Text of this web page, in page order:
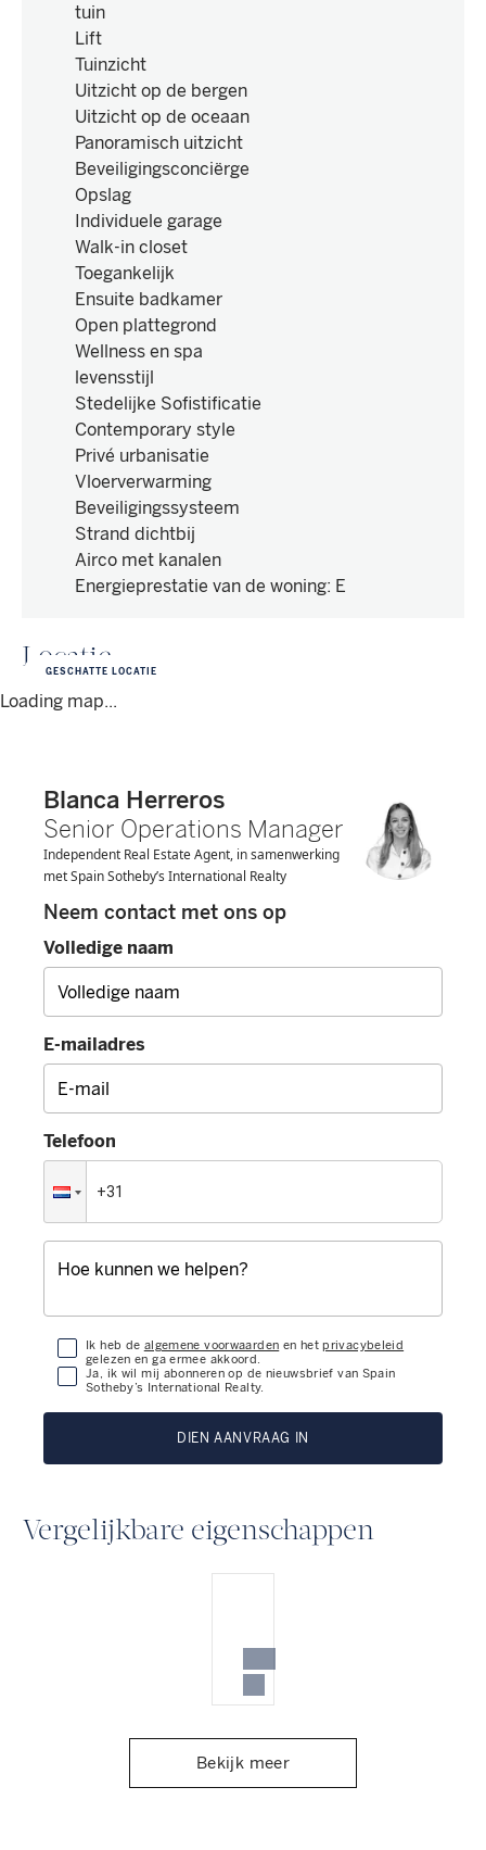
tuin
Lift
Tuinzicht
Uitzicht op de bergen
Uitzicht op de oceaan
Panoramisch uitzicht
Beveiligingsconciërge
Opslag
Individuele garage
Walk-in closet
Toegankelijk
Ensuite badkamer
Open plattegrond
Wellness en spa
levensstijl
Stedelijke Sofistificatie
Contemporary style
Privé urbanisatie
Vloerverwarming
Beveiligingssysteem
Strand dichtbij
Airco met kanalen
Energieprestatie van de woning: E
Locatie
Loading map...
GESCHATTE LOCATIE
Blanca Herreros
Senior Operations Manager
Independent Real Estate Agent, in samenwerking
met Spain Sotheby’s International Realty
Neem contact met ons op
Volledige naam
E-mailadres
Telefoon
Ik heb de algemene voorwaarden en hetprivacybeleid
gelezen en ga ermee akkoord.
Ja, ik wil mij abonneren op de nieuwsbrief van Spain
Sotheby’s International Realty.
DIEN AANVRAAG IN
Vergelijkbare eigenschappen
Bekijk meer